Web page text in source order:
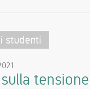
studenti